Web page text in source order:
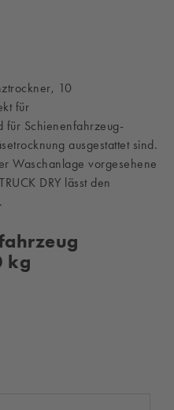
10
für
für Schienenfahrzeug-
ausgestattet sind.
Waschanlage vorgesehene
DRY lässt den
kg